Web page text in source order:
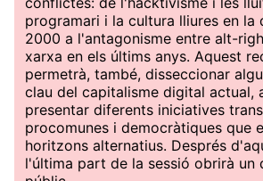
programari i la cultura lliures en la
2000 a l'antagonisme entre alt-
xarxa en els últims anys. Aquest
permetrà, també, disseccionar
clau del capitalisme digital actual,
presentar diferents iniciatives
procomunes i democràtiques que
horitzons alternatius. Després
l'última part de la sessió obrirà un